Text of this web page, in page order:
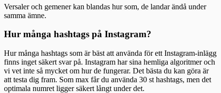
Versaler och gemener kan blandas hur som, de landar ändå under
samma ämne.
Hur många hashtags på Instagram?
Hur många hashtags som är bäst att använda för ett Instagram-inlägg
finns inget säkert svar på. Instagram har sina hemliga algoritmer och
vi vet inte så mycket om hur de fungerar. Det bästa du kan göra är
att testa dig fram. Som max får du använda 30 st hashtags, men det
optimala numret ligger säkert långt under det.